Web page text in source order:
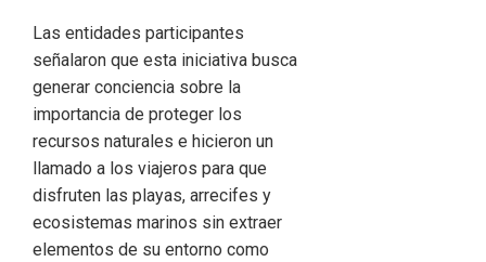
Las entidades participantes
señalaron que esta iniciativa busca
generar conciencia sobre la
importancia de proteger los
recursos naturales e hicieron un
llamado a los viajeros para que
disfruten las playas, arrecifes y
ecosistemas marinos sin extraer
elementos de su entorno como